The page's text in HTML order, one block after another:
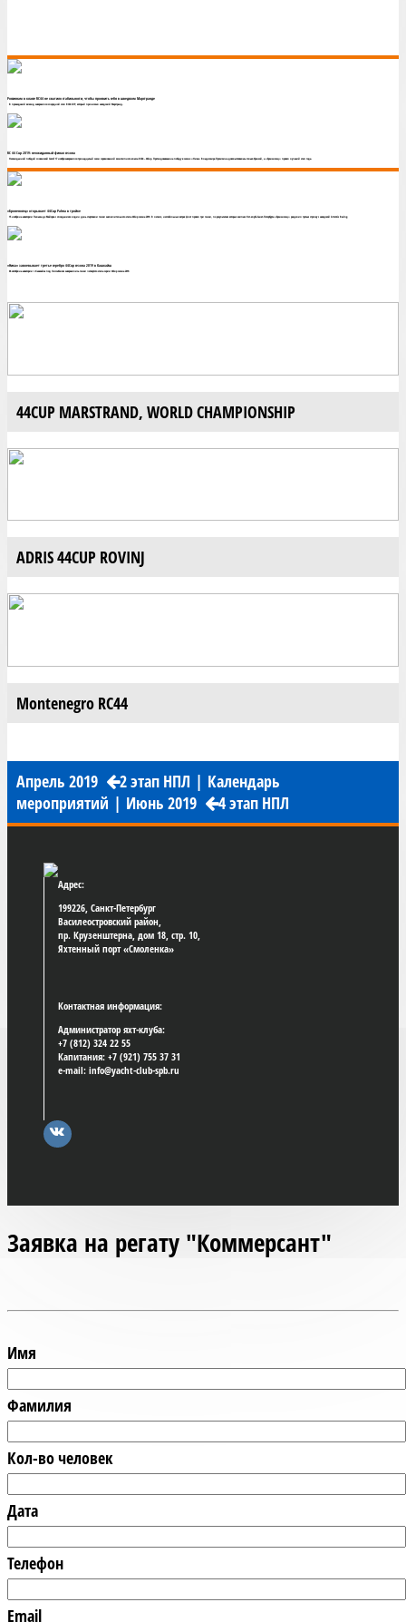
Россиянам в классе RC44 не хватило стабильности, чтобы проявить себя в шведском Марстранде
В прошедший викенд завершился очередной этап RC44 CUP, который принимал шведский Марстранд.
RC 44 Cup 2019: неожиданный финал сезона
Неожиданной победой словенской Ceeref 17 ноября завершился тринадцатый сезон соревнований монотипного класса RC44 – 44Cup. Претендовавшая на победу в сезоне «Ника» Владимира Просихина довольствовалась только бронзой, а «Броненосец» провел лучший этап года.
«Броненосец» открывает 44Cup Palma в тройке
15 ноября на акватории Пальма де Майорка с опозданием в один день стартовали гонки заключительного этапа 44Cup сезона 2019. В легких, нестабильных ветрах флот провел три гонки, по результатам которых экипаж Яхт-клуба Санкт-Петербурга «Броненосец» разделил третью строчку с шведской Artemis Racing.
«Ника» завоевывает третье серебро 44Cup сезона 2019 в Кашкайш
06 октября на акватории г.Кашкайш под Лиссабоном завершились гонки четвертого этапа серии 44Cup сезона 2019.
44CUP MARSTRAND, WORLD CHAMPIONSHIP
ADRIS 44CUP ROVINJ
Montenegro RC44
Апрель 2019 2 этап НПЛ | Календарь
мероприятий | Июнь 2019 4 этап НПЛ
Адрес:
199226, Санкт-Петербург
Василеостровский район,
пр. Крузенштерна, дом 18, стр. 10,
Яхтенный порт «Смоленка»
Контактная информация:
Администратор яхт-клуба:
+7 (812) 324 22 55
Капитания: +7 (921) 755 37 31
e-mail: info@yacht-club-spb.ru
Заявка на регату "Коммерсант"
Имя
Фамилия
Кол-во человек
Дата
Телефон
Email